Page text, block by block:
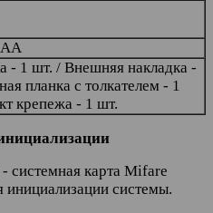
- 1 шт. / Внешняя накладка -
планка с толкателем - 1
крепежа - 1 шт.
системная карта Mifare
системы.